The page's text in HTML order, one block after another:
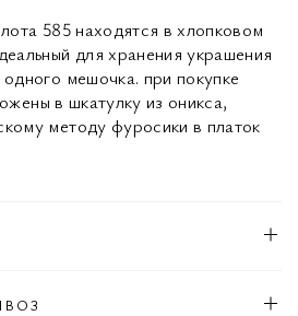
585 находятся в хлопковом
для хранения украшения
мешочка. при покупке
в шкатулку из оникса,
методу фуросики в платок